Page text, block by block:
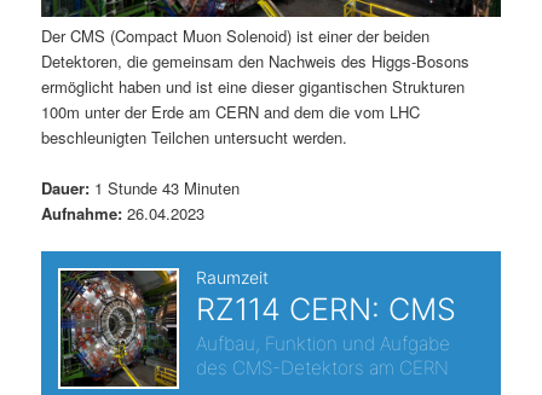
I
n
h
l
t
s
p
e
n
I
h
a
l
t
Der CMS (Compact Muon Solenoid) ist einer der beiden
Detektoren, die gemeinsam den Nachweis des Higgs-Bosons
ermöglicht haben und ist eine dieser gigantischen Strukturen
100m unter der Erde am CERN and dem die vom LHC
beschleunigten Teilchen untersucht werden.
Dauer: 1 Stunde 43 Minuten
Aufnahme: 26.04.2023